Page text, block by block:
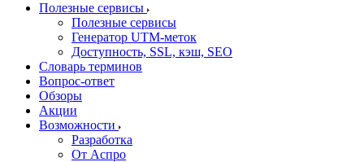
Полезные сервисы
Полезные сервисы
Генератор UTM‑меток
Доступность, SSL, кэш, SEO
Словарь терминов
Вопрос-ответ
Обзоры
Акции
Возможности
Разработка
От Аспро